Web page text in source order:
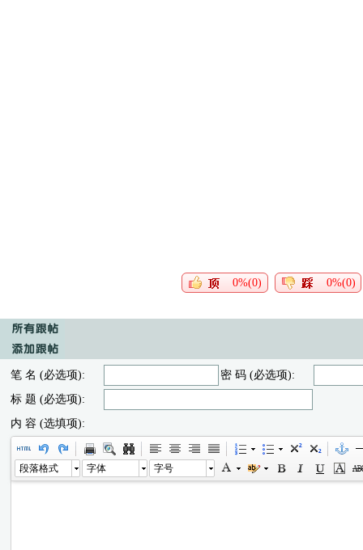
0%(0) 0%(0)
笔 名 (必选项):
密 码 (必选项):
标 题 (必选项):
内 容 (选填项):
段落格式 字体 字号